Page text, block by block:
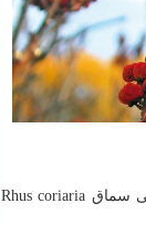
کلمه سماق (Sumac) از ریشه یک کلمه قدیمی فرانسوی به نام sumac به معنای قرمز (red) گرفته شده است، نام علمی سماق Rhus coriaria